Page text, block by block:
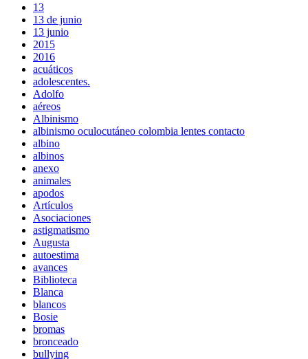
13
13 de junio
13 junio
2015
2016
acuáticos
adolescentes.
Adolfo
aéreos
Albinismo
albinismo oculocutáneo colombia lentes contacto
albino
albinos
anexo
animales
apodos
Artículos
Asociaciones
astigmatismo
Augusta
autoestima
avances
Biblioteca
Blanca
blancos
Bosie
bromas
bronceado
bullying